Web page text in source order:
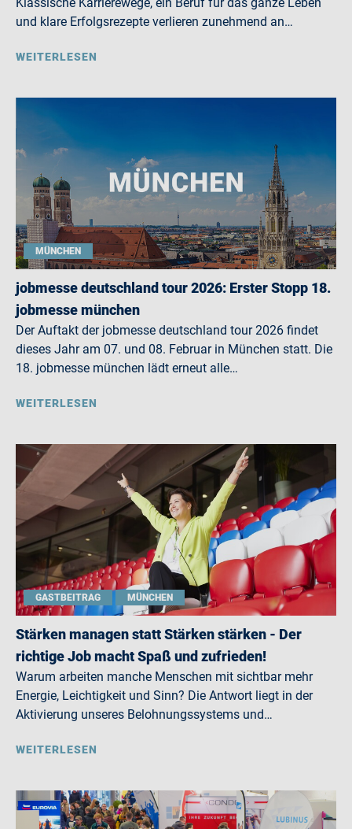
und klare Erfolgsrezepte verlieren zunehmend an…
WEITERLESEN
MÜNCHEN
jobmesse deutschland tour 2026: Erster Stopp 18.
jobmesse münchen
Der Auftakt der jobmesse deutschland tour 2026 findet
dieses Jahr am 07. und 08. Februar in München statt. Die
18. jobmesse münchen lädt erneut alle…
WEITERLESEN
GASTBEITRAG MÜNCHEN
Stärken managen statt Stärken stärken - Der
richtige Job macht Spaß und zufrieden!
Warum arbeiten manche Menschen mit sichtbar mehr
Energie, Leichtigkeit und Sinn? Die Antwort liegt in der
Aktivierung unseres Belohnungssystems und…
WEITERLESEN